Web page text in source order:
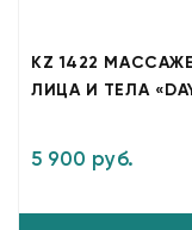
KZ 1422
ЛИЦА И ТЕЛА
5 900 руб.